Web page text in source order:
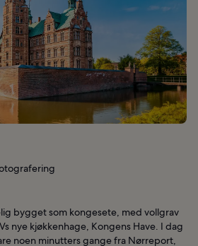
bygget som kongesete, med vollgrav
nye kjøkkenhage, Kongens Have. I dag
noen minutters gange fra Nørreport,